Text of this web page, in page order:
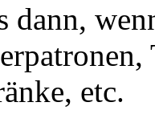
dann,
etc.